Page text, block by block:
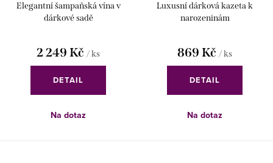
Elegantní šampaňská vína v
dárkové sadě
2 249 Kč / ks
DETAIL
Na dotaz
Luxusní dárková kazeta k
narozeninám
869 Kč / ks
DETAIL
Na dotaz